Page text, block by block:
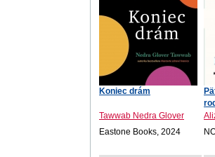
Koniec drám
Tawwab Nedra Glover
Eastone Books, 2024